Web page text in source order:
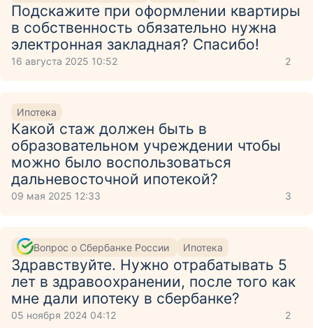
Подскажите при оформлении квартиры
в собственность обязательно нужна
электронная закладная? Спасибо!
16 августа 2025 10:52 2
Ипотека
Какой стаж должен быть в
образовательном учреждении чтобы
можно было воспользоваться
дальневосточной ипотекой?
09 мая 2025 12:33 3
Вопрос о Сбербанке России Ипотека
Здравствуйте. Нужно отрабатывать 5
лет в здравоохранении, после того как
мне дали ипотеку в сбербанке?
05 ноября 2024 04:12 2